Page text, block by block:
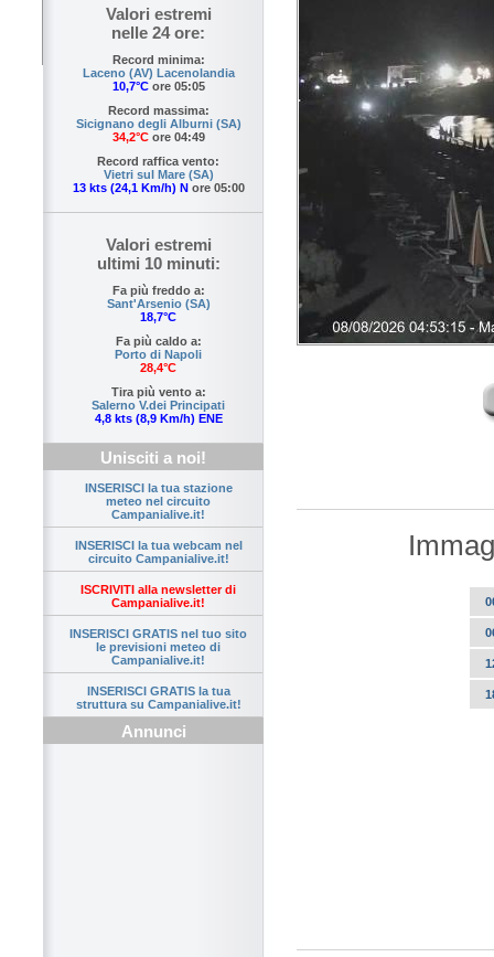
Valori estremi
nelle 24 ore:
Record minima:
Laceno (AV) Lacenolandia
10,7°Core 05:05
Record massima:
Sicignano degli Alburni (SA)
34,2°Core 04:49
Record raffica vento:
Vietri sul Mare (SA)
13 kts (24,1 Km/h) N ore 05:00
Valori estremi
ultimi 10 minuti:
Fa più freddo a:
Sant'Arsenio (SA)
18,7°C
Fa più caldo a:
Porto di Napoli
28,4°C
Tira più vento a:
Salerno V.dei Principati
4,8 kts (8,9 Km/h) ENE
Unisciti a noi!
INSERISCI la tua stazione
meteo nel circuito
Campanialive.it!
INSERISCI la tua webcam nel
circuito Campanialive.it!
ISCRIVITI alla newsletter di
Campanialive.it!
INSERISCI GRATIS nel tuo sito
le previsioni meteo di
Campanialive.it!
INSERISCI GRATIS la tua
struttura su Campanialive.it!
Annunci